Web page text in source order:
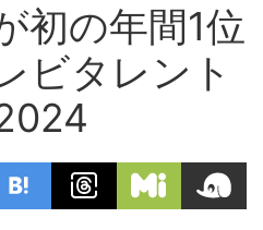
初の年間1位
ビタレント